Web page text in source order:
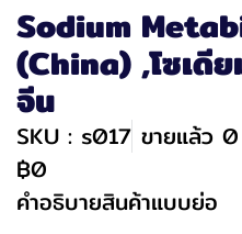
Sodium
(China) ,โซเดี
จีน
SKU : s017 ขายแล้ว
฿0
คำอธิบายสินค้าแบบย่อ